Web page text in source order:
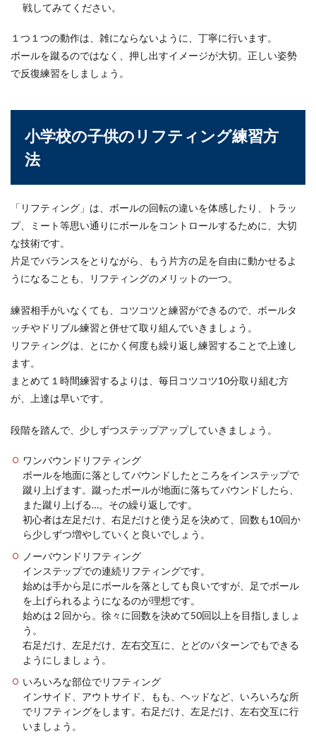
戦してみてください。
１つ１つの動作は、雑にならないように、丁寧に行います。
ボールを蹴るのではなく、押し出すイメージが大切。正しい姿勢
で反復練習をしましょう。
小学校の子供のリフティング練習方
法
「リフティング」は、ボールの回転の違いを体感したり、トラッ
プ、ミート等思い通りにボールをコントロールするために、大切
な技術です。
片足でバランスをとりながら、もう片方の足を自由に動かせるよ
うになることも、リフティングのメリットの一つ。
練習相手がいなくても、コツコツと練習ができるので、ボールタ
ッチやドリブル練習と併せて取り組んでいきましょう。
リフティングは、とにかく何度も繰り返し練習することで上達し
ます。
まとめて１時間練習するよりは、毎日コツコツ10分取り組む方
が、上達は早いです。
段階を踏んで、少しずつステップアップしていきましょう。
ワンバウンドリフティング
ボールを地面に落としてバウンドしたところをインステップで
蹴り上げます。蹴ったボールが地面に落ちてバウンドしたら、
また蹴り上げる…。その繰り返しです。
初心者は左足だけ、右足だけと使う足を決めて、回数も10回か
ら少しずつ増やしていくと良いでしょう。
ノーバウンドリフティング
インステップでの連続リフティングです。
始めは手から足にボールを落としても良いですが、足でボール
を上げられるようになるのが理想です。
始めは２回から。徐々に回数を決めて50回以上を目指しましょ
う。
右足だけ、左足だけ、左右交互に、とどのパターンでもできる
ようにしましょう。
いろいろな部位でリフティング
インサイド、アウトサイド、もも、ヘッドなど、いろいろな所
でリフティングをします。右足だけ、左足だけ、左右交互に行
いましょう。